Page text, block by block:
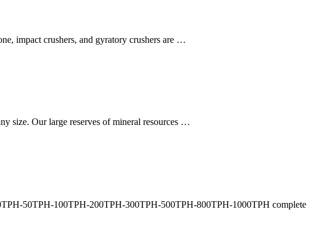
impact crushers, and gyratory crushers are …
size. Our large reserves of mineral resources …
50TPH-100TPH-200TPH-300TPH-500TPH-800TPH-1000TPH complete